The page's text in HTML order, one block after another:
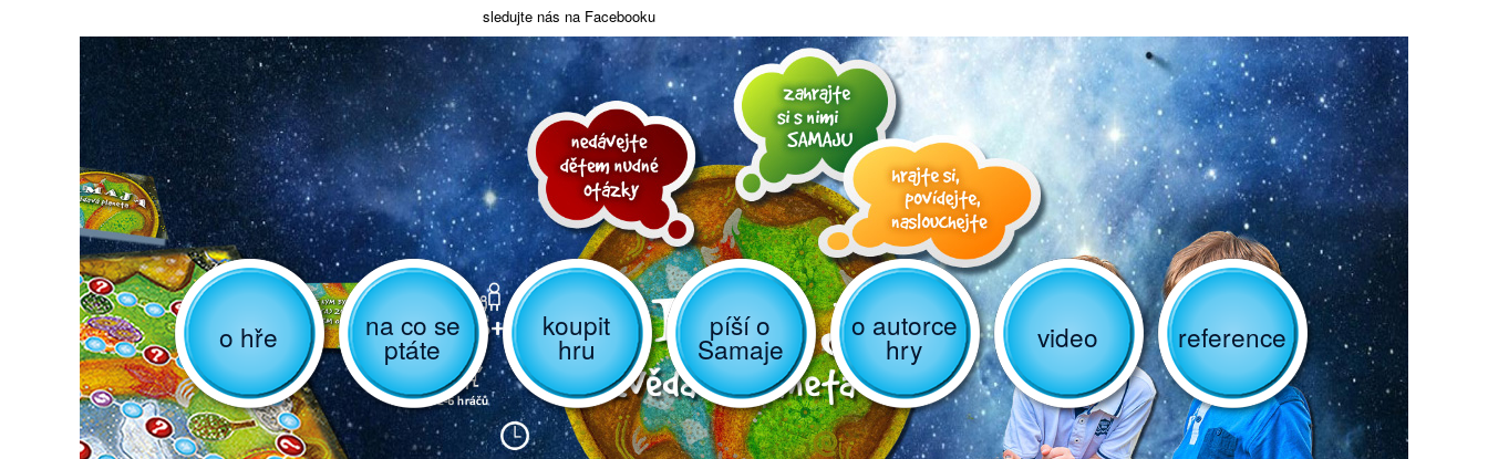
sledujte nás na Facebooku
o hře na co se
ptáte
koupit
hru
píší o
Samaje
o autorce
hry video reference